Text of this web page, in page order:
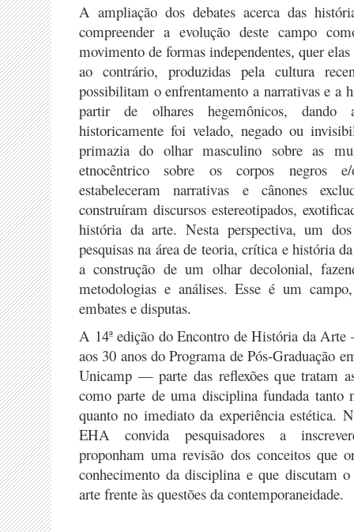
A ampliação dos debates acerca das
compreender a evolução deste campo
movimento de formas independentes, quer
ao contrário, produzidas pela cultura
possibilitam o enfrentamento a narrativas e a
partir de olhares hegemônicos,
historicamente foi velado, negado ou
primazia do olhar masculino sobre as
etnocêntrico sobre os corpos negros
estabeleceram narrativas e cânones
construíram discursos estereotipados,
história da arte. Nesta perspectiva, um
pesquisas na área de teoria, crítica e história
a construção de um olhar decolonial,
metodologias e análises. Esse é um
embates e disputas.
A 14ª edição do Encontro de História da
aos 30 anos do Programa de Pós-Graduação
Unicamp — parte das reflexões que tratam
como parte de uma disciplina fundada tanto
quanto no imediato da experiência estética.
EHA convida pesquisadores a
proponham uma revisão dos conceitos que
conhecimento da disciplina e que discutam
arte frente às questões da contemporaneidade.